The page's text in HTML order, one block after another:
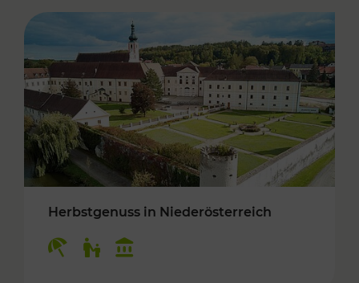
Herbstgenuss in Niederösterreich